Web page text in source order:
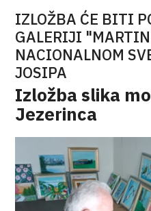
IZLOŽBA ĆE BITI
GALERIJI
NACIONALNOM
JOSIPA
Izložba slika
Jezerinca